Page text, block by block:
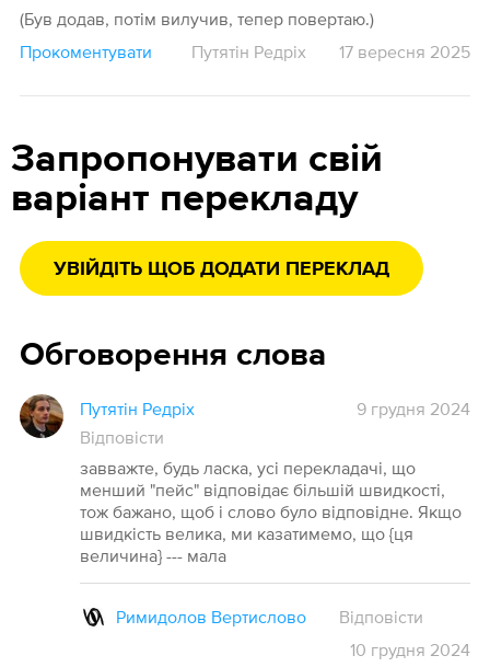
(Був додав, потім вилучив, тепер повертаю.)
Прокоментувати
Путятін Редріх 17 вересня 2025
Запропонувати свій
варіант перекладу
УВІЙДІТЬ ЩОБ ДОДАТИ ПЕРЕКЛАД
Обговорення слова
Путятін Редріх
9 грудня 2024
Відповісти
завважте, будь ласка, усі перекладачі, що
менший "пейс" відповідає більшій швидкості,
тож бажано, щоб і слово було відповідне. Якщо
швидкість велика, ми казатимемо, що {ця
величина} --- мала
Римидолов Вертислово
Відповісти
10 грудня 2024